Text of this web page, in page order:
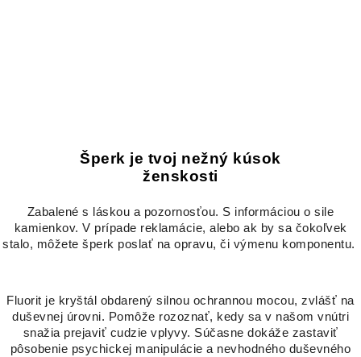
Šperk je tvoj nežný kúsok
ženskosti
Zabalené s láskou a pozornosťou. S informáciou o sile
kamienkov. V prípade reklamácie, alebo ak by sa čokoľvek
stalo, môžete šperk poslať na opravu, či výmenu komponentu.
Fluorit je kryštál obdarený silnou ochrannou mocou, zvlášť na
duševnej úrovni. Pomôže rozoznať, kedy sa v našom vnútri
snažia prejaviť cudzie vplyvy. Súčasne dokáže zastaviť
pôsobenie psychickej manipulácie a nevhodného duševného